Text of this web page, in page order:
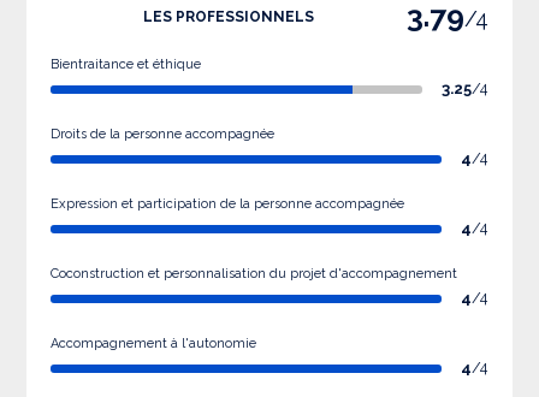
LES PROFESSIONNELS 3.79/4
Bientraitance et éthique
3.25/4
Droits de la personne accompagnée
4/4
Expression et participation de la personne accompagnée
4/4
Coconstruction et personnalisation du projet d'accompagnement
4/4
Accompagnement à l'autonomie
4/4